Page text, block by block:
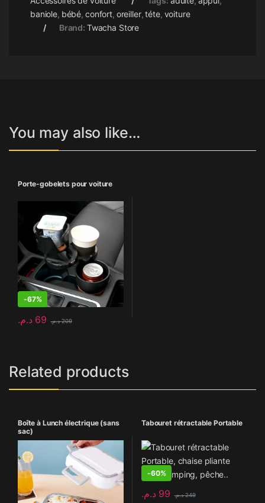
baniole, bébé, confort, oreiller,téte, voiture
Brand: Twacha Store
You may also like…
Porte-gobelets pour voiture
-67%
69 د.م. 209 د.م.
Related products
Boîte à Lunch électrique (sans
sac)
Tabouret rétractable Portable
-60%
99 د.م. 249 د.م.